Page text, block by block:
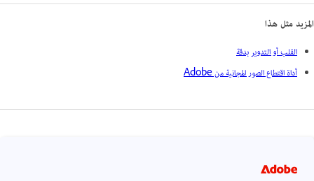
المزيد مثل هذا
القلب أو التدوير بدقة
أداة اقتطاع الصور المجانية من Adobe